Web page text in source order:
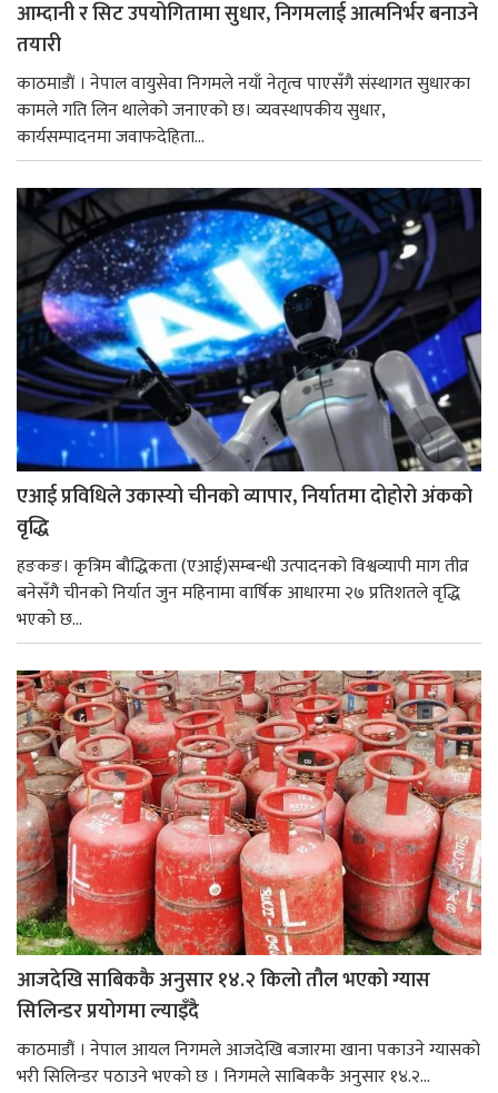
आम्दानी र सिट उपयोगितामा सुधार, निगमलाई आत्मनिर्भर बनाउने
तयारी
काठमाडाैं । नेपाल वायुसेवा निगमले नयाँ नेतृत्व पाएसँगै संस्थागत सुधारका
कामले गति लिन थालेको जनाएको छ। व्यवस्थापकीय सुधार,
कार्यसम्पादनमा जवाफदेहिता...
एआई प्रविधिले उकास्यो चीनको व्यापार, निर्यातमा दोहोरो अंकको
वृद्धि
हङकङ। कृत्रिम बौद्धिकता (एआई)सम्बन्धी उत्पादनको विश्वव्यापी माग तीव्र
बनेसँगै चीनको निर्यात जुन महिनामा वार्षिक आधारमा २७ प्रतिशतले वृद्धि
भएको छ...
आजदेखि साबिककै अनुसार १४.२ किलो तौल भएको ग्यास
सिलिन्डर प्रयोगमा ल्याइँदै
काठमाडौं । नेपाल आयल निगमले आजदेखि बजारमा खाना पकाउने ग्यासको
भरी सिलिन्डर पठाउने भएको छ । निगमले साबिककै अनुसार १४.२...